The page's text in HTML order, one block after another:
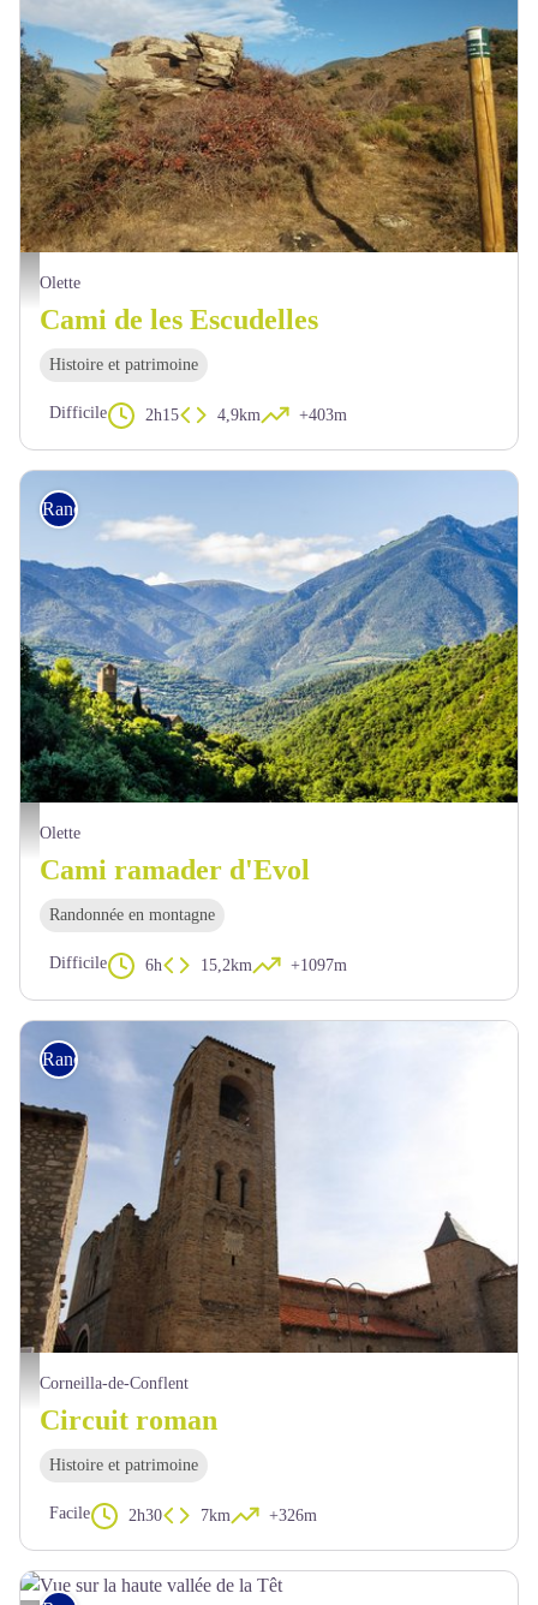
Vue sur le Roc de les Escudelles - OTI Conflent Canigó
Olette
Cami de les Escudelles
Histoire et patrimoine
Difficile 2h15 4,9km +403m
Vue sur les hauteurs d'Evol - OTI Conflent Canigó
Rando pédestre
Olette
Cami ramader d'Evol
Randonnée en montagne
Difficile 6h 15,2km +1097m
Eglise Sainte-Marie de Corneilla-de-Conflent - OTI Conflent Canigó
Rando pédestre
Corneilla-de-Conflent
Circuit roman
Histoire et patrimoine
Facile 2h30 7km +326m